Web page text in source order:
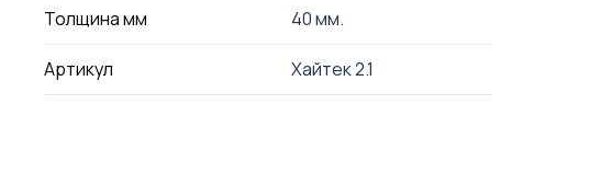
Толщина мм 40 мм.
Артикул Хайтек 2.1